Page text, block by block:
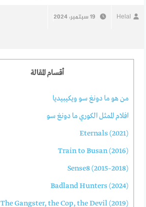
Helal 19 سبتمبر، 2024
أقسام المقالة
من هو ما دونغ سو ويكيبيديا
افلام الممثل الكوري ما دونغ سو
Eternals (2021)
Train to Busan (2016)
Sense8 (2015–2018)
Badland Hunters (2024)
The Gangster, the Cop, the Devil (2019)